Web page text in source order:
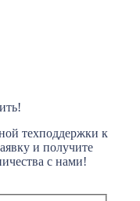
техподдержки к
и получите
с нами!